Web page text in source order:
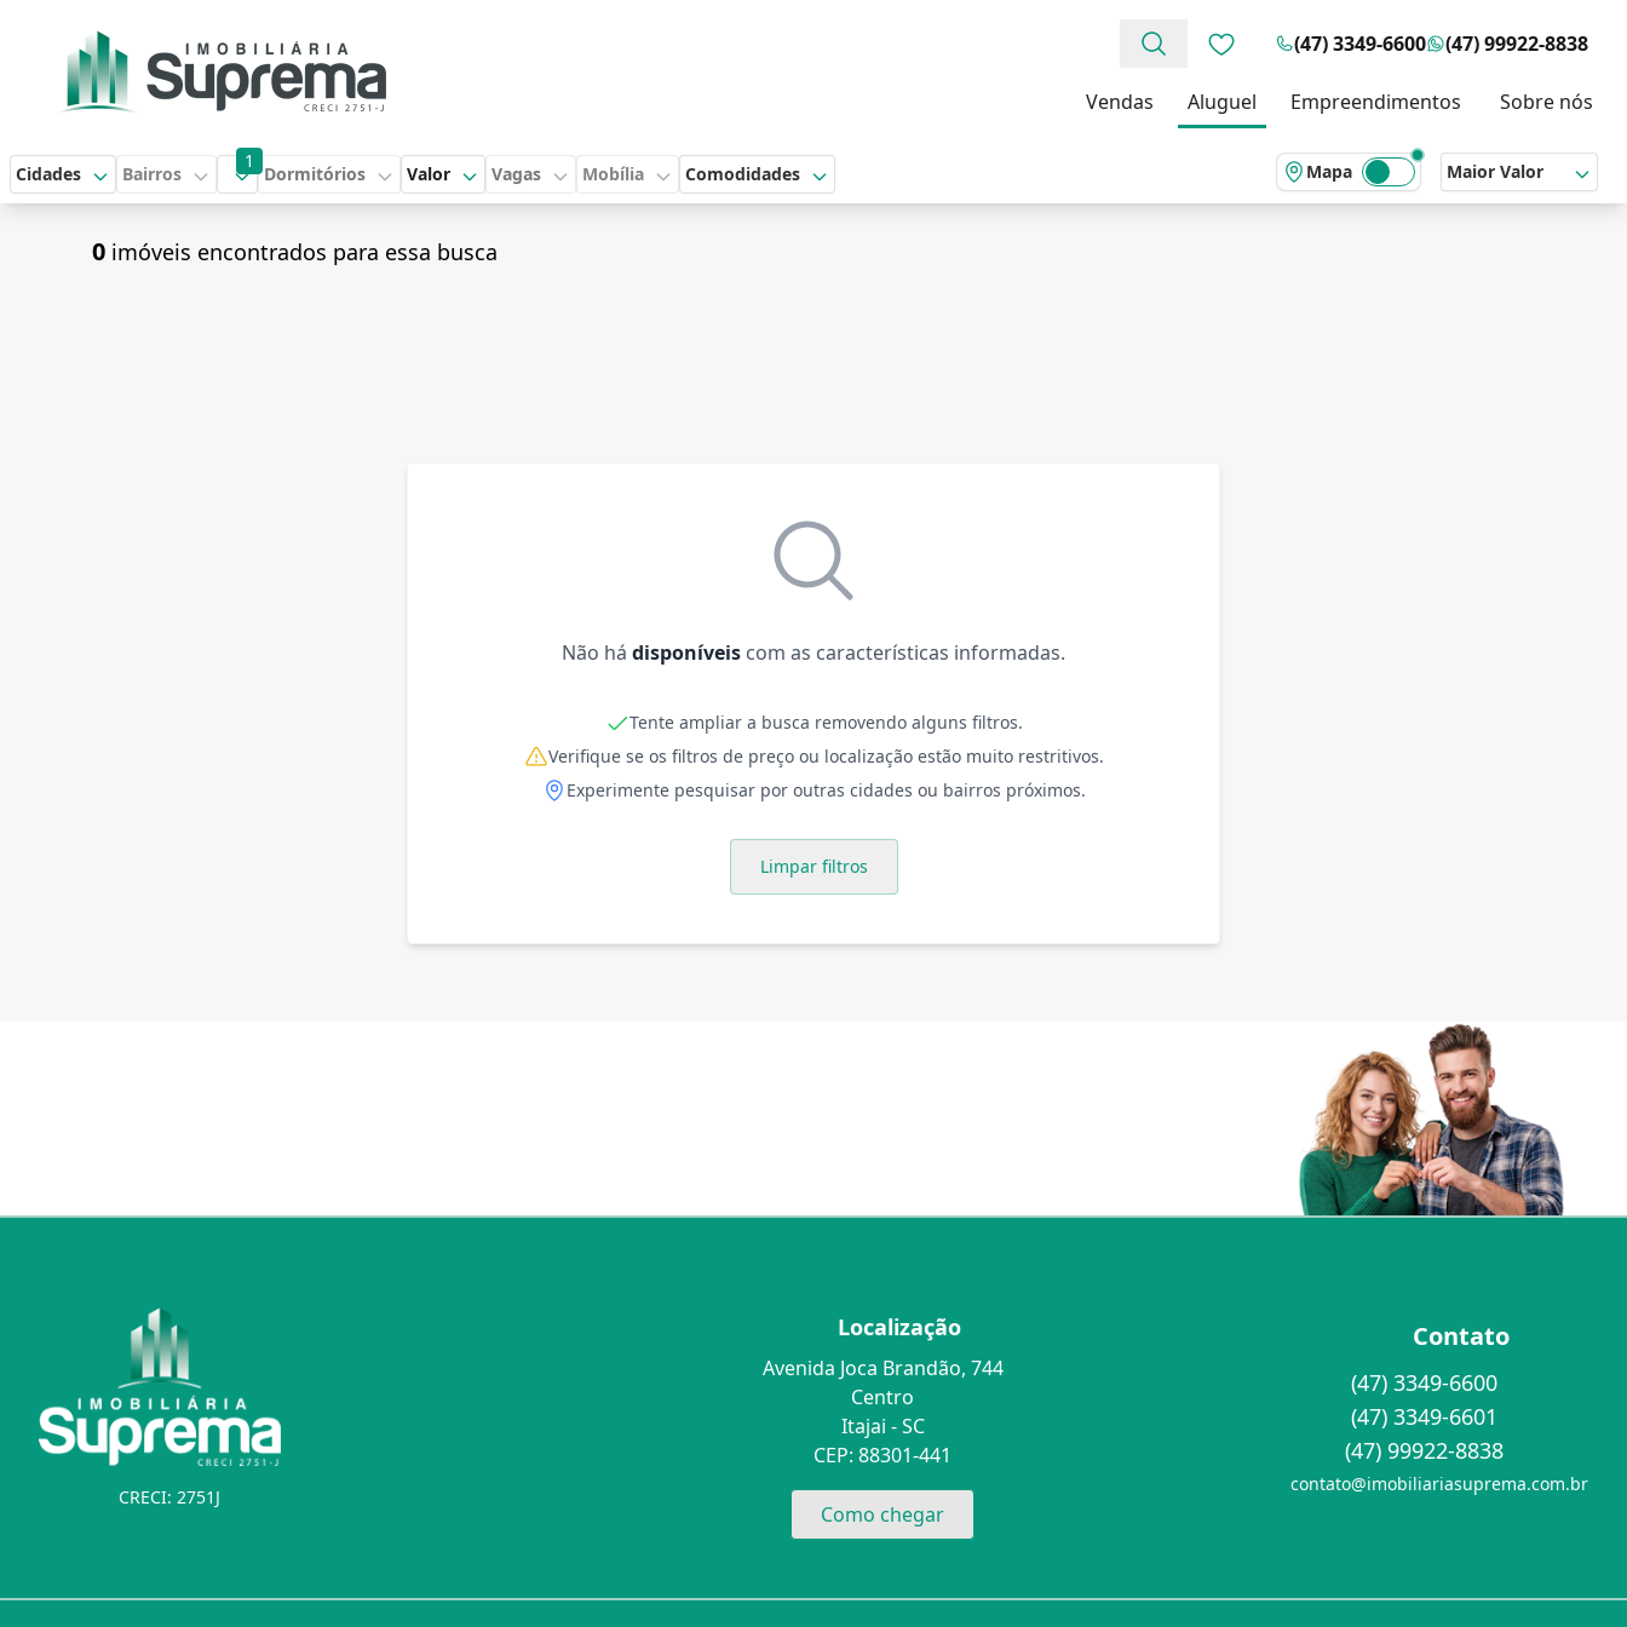
Favoritos (0 itens)
(47) 3349-6600 (47) 99922-8838
Vendas Aluguel Empreendimentos Sobre nós
Cidades Bairros
1
Dormitórios Valor Vagas Mobília Comodidades Mapa Maior Valor
0 imóveis encontrados para essa busca
Não há disponíveis com as características informadas.
Tente ampliar a busca removendo alguns filtros.
Verifique se os filtros de preço ou localização estão muito restritivos.
Experimente pesquisar por outras cidades ou bairros próximos.
Limpar filtros
CRECI: 2751J
Localização
Avenida Joca Brandão, 744
Centro
Itajai - SC
CEP: 88301-441
Como chegar
Contato
(47) 3349-6600
(47) 3349-6601
(47) 99922-8838
contato@imobiliariasuprema.com.br